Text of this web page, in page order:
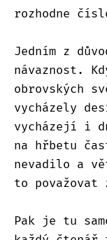
rozhodne
Jedním z
návaznost.
obrovských
vycházely
vycházejí i
na hřbetu
nevadilo a
to považovat
Pak je tu